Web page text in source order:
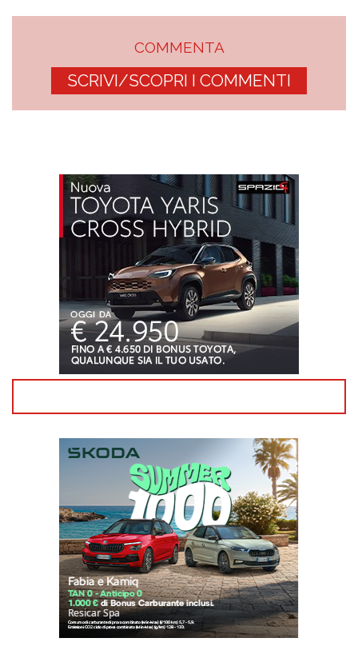
COMMENTA
SCRIVI/SCOPRI I COMMENTI